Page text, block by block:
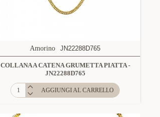
Amorino JN22288D765
COLLANA A CATENA GRUMETTA PIATTA -
JN22288D765
AGGIUNGI AL CARRELLO